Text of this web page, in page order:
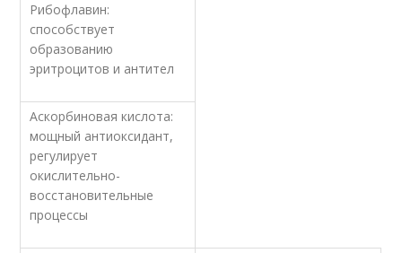
Рибофлавин:
способствует
образованию
эритроцитов и антител
Аскорбиновая кислота:
мощный антиоксидант,
регулирует
окислительно-
восстановительные
процессы